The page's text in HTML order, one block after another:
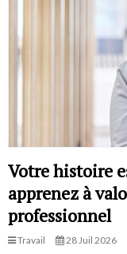
Votre histoire
apprenez à
professionnel
Travail 28 Juil 2026